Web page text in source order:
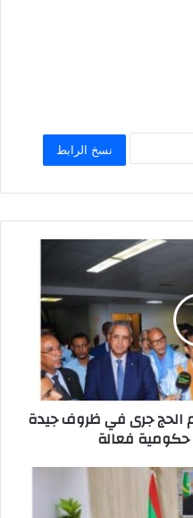
نسخ الرابط
الحج جرى في ظروف جيدة
فعالة